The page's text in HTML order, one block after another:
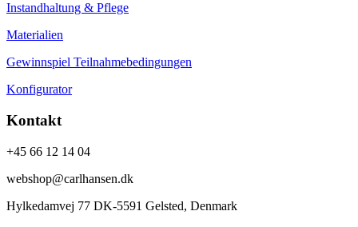
Instandhaltung & Pflege
Materialien
Gewinnspiel Teilnahmebedingungen
Konfigurator
Kontakt
+45 66 12 14 04
webshop@carlhansen.dk
Hylkedamvej 77 DK-5591 Gelsted, Denmark